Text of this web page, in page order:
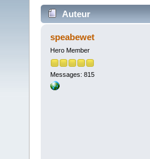
Auteur
speabewet
Hero Member
Messages: 815